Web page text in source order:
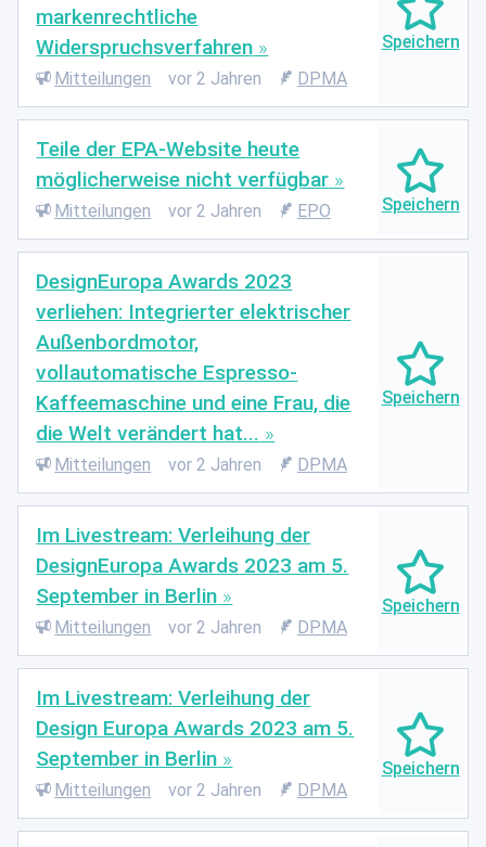
markenrechtliche
Widerspruchsverfahren
Mitteilungen vor 2 Jahren DPMA
Teile der EPA-Website heute
möglicherweise nicht verfügbar
Mitteilungen vor 2 Jahren EPO
DesignEuropa Awards 2023
verliehen: Integrierter elektrischer
Außenbordmotor,
vollautomatische Espresso-
Kaffeemaschine und eine Frau, die
die Welt verändert hat...
Mitteilungen vor 2 Jahren DPMA
Im Livestream: Verleihung der
DesignEuropa Awards 2023 am 5.
September in Berlin
Mitteilungen vor 2 Jahren DPMA
Im Livestream: Verleihung der
Design Europa Awards 2023 am 5.
September in Berlin
Mitteilungen vor 2 Jahren DPMA